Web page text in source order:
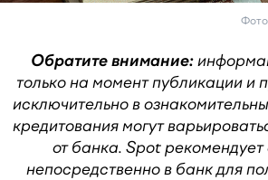
Обратите внимание:
только на момент публикации и
исключительно в
кредитования могут
от банка. Spot рекомендует
непосредственно в банк для